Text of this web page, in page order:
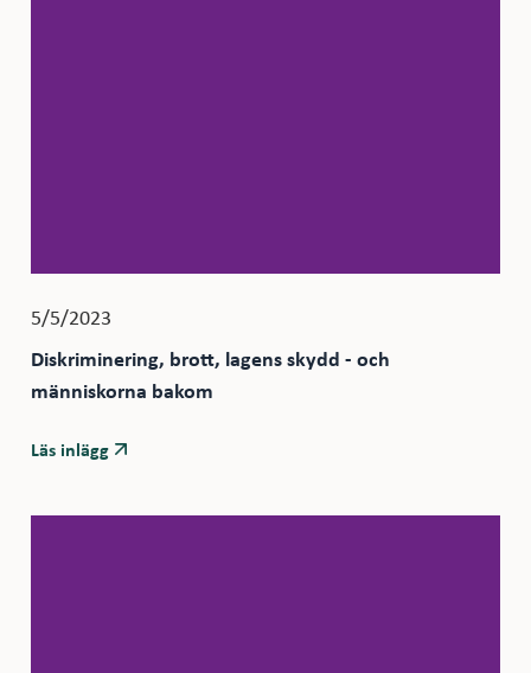
5/5/2023
Diskriminering, brott, lagens skydd - och
människorna bakom
Läs inlägg